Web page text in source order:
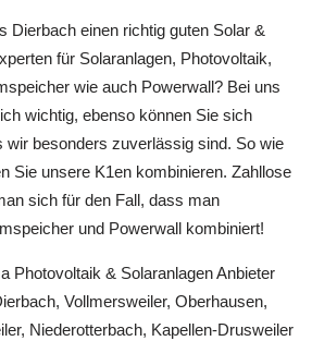
Dierbach einen richtig guten Solar &
für Solaranlagen, Photovoltaik,
wie auch Powerwall? Bei uns
wichtig, ebenso können Sie sich
wir besonders zuverlässig sind. So wie
Sie unsere K1en kombinieren. Zahllose
sich für den Fall, dass man
und Powerwall kombiniert!
Photovoltaik & Solaranlagen Anbieter
Vollmersweiler, Oberhausen,
Niederotterbach, Kapellen-Drusweiler